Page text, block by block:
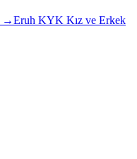
→Eruh KYK Kız ve Erkek